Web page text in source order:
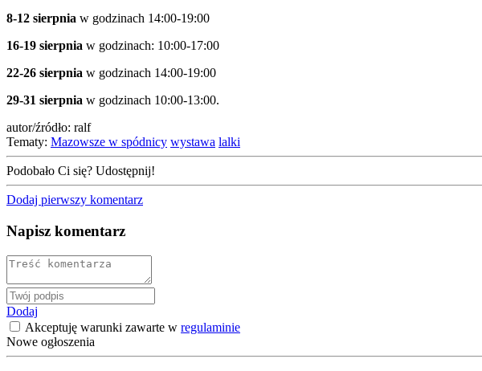
8-12 sierpnia w godzinach 14:00-19:00
16-19 sierpnia w godzinach: 10:00-17:00
22-26 sierpnia w godzinach 14:00-19:00
29-31 sierpnia w godzinach 10:00-13:00.
autor/źródło: ralf
Tematy: Mazowsze w spódnicy wystawa lalki
Podobało Ci się? Udostępnij!
Dodaj pierwszy komentarz
Napisz komentarz
Dodaj
Akceptuję warunki zawarte w regulaminie
Nowe ogłoszenia